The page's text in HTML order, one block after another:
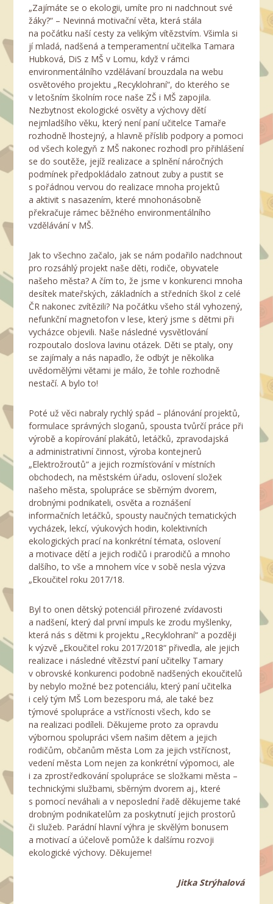
„Zajímáte se o ekologii, umíte pro ni nadchnout své
žáky?“ – Nevinná motivační věta, která stála
na počátku naší cesty za velikým vítězstvím. Všimla si
jí mladá, nadšená a temperamentní učitelka Tamara
Hubková, DiS z MŠ v Lomu, když v rámci
environmentálního vzdělávaní brouzdala na webu
osvětového projektu „Recyklohraní“, do kterého se
v letošním školním roce naše ZŠ i MŠ zapojila.
Nezbytnost ekologické osvěty a výchovy dětí
nejmladšího věku, který není paní učitelce Tamaře
rozhodně lhostejný, a hlavně příslib podpory a pomoci
od všech kolegyň z MŠ nakonec rozhodl pro přihlášení
se do soutěže, jejíž realizace a splnění náročných
podmínek předpokládalo zatnout zuby a pustit se
s pořádnou vervou do realizace mnoha projektů
a aktivit s nasazením, které mnohonásobně
překračuje rámec běžného environmentálního
vzdělávání v MŠ.
Jak to všechno začalo, jak se nám podařilo nadchnout
pro rozsáhlý projekt naše děti, rodiče, obyvatele
našeho města? A čím to, že jsme v konkurenci mnoha
desítek mateřských, základních a středních škol z celé
ČR nakonec zvítězili? Na počátku všeho stál vyhozený,
nefunkční magnetofon v lese, který jsme s dětmi při
vycházce objevili. Naše následné vysvětlování
rozpoutalo doslova lavinu otázek. Děti se ptaly, ony
se zajímaly a nás napadlo, že odbýt je několika
uvědomělými větami je málo, že tohle rozhodně
nestačí. A bylo to!
Poté už věci nabraly rychlý spád – plánování projektů,
formulace správných sloganů, spousta tvůrčí práce při
výrobě a kopírování plakátů, letáčků, zpravodajská
a administrativní činnost, výroba kontejnerů
„Elektrožroutů“ a jejich rozmísťování v místních
obchodech, na městském úřadu, oslovení složek
našeho města, spolupráce se sběrným dvorem,
drobnými podnikateli, osvěta a roznášení
informačních letáčků, spousty naučných tematických
vycházek, lekcí, výukových hodin, kolektivních
ekologických prací na konkrétní témata, oslovení
a motivace dětí a jejich rodičů i prarodičů a mnoho
dalšího, to vše a mnohem více v sobě nesla výzva
„Ekoučitel roku 2017/18.
Byl to onen dětský potenciál přirozené zvídavosti
a nadšení, který dal první impuls ke zrodu myšlenky,
která nás s dětmi k projektu „Recyklohraní“ a později
k výzvě „Ekoučitel roku 2017/2018“ přivedla, ale jejich
realizace i následné vítězství paní učitelky Tamary
v obrovské konkurenci podobně nadšených ekoučitelů
by nebylo možné bez potenciálu, který paní učitelka
i celý tým MŠ Lom bezesporu má, ale také bez
týmové spolupráce a vstřícnosti všech, kdo se
na realizaci podíleli. Děkujeme proto za opravdu
výbornou spolupráci všem našim dětem a jejich
rodičům, občanům města Lom za jejich vstřícnost,
vedení města Lom nejen za konkrétní výpomoci, ale
i za zprostředkování spolupráce se složkami města –
technickými službami, sběrným dvorem aj., které
s pomocí neváhali a v neposlední řadě děkujeme také
drobným podnikatelům za poskytnutí jejich prostorů
či služeb. Parádní hlavní výhra je skvělým bonusem
a motivací a účelově pomůže k dalšímu rozvoji
ekologické výchovy. Děkujeme!
Jitka Strýhalová